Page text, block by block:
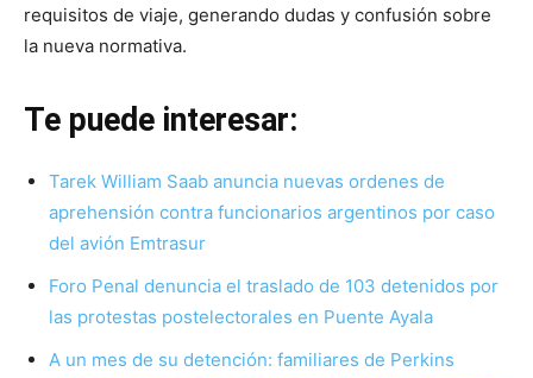
requisitos de viaje, generando dudas y confusión sobre
la nueva normativa.
Te puede interesar:
Tarek William Saab anuncia nuevas ordenes de
aprehensión contra funcionarios argentinos por caso
del avión Emtrasur
Foro Penal denuncia el traslado de 103 detenidos por
las protestas postelectorales en Puente Ayala
A un mes de su detención: familiares de Perkins